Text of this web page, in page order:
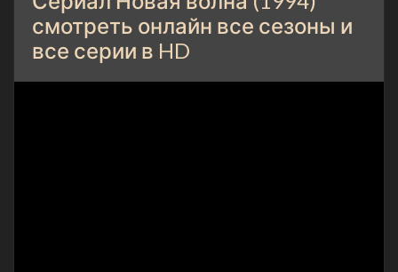
смотреть онлайн все сезоны и
все серии в HD